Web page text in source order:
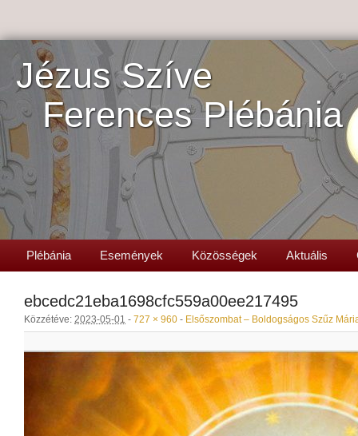
Jézus Szíve
Ferences Plébánia
Plébánia Események Közösségek Aktuális
ebcedc21eba1698cfc559a00ee217495
Közzétéve: 2023-05-01 - 727 × 960 - Elsőszombat – Boldogságos Szűz